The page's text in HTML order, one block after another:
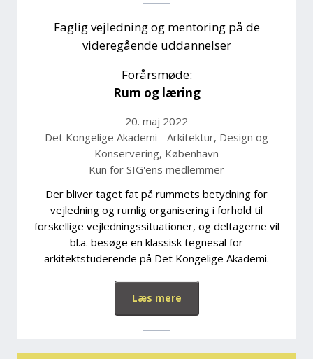
Faglig vejledning og mentoring på de
videregående uddannelser
Forårsmøde:
Rum og læring
20. maj 2022
Det Kongelige Akademi - Arkitektur, Design og
Konservering, København
Kun for SIG'ens medlemmer
Der bliver taget fat på rummets betydning for
vejledning og rumlig organisering i forhold til
forskellige vejledningssituationer, og deltagerne vil
bl.a. besøge en klassisk tegnesal for
arkitektstuderende på Det Kongelige Akademi.
Læs mere